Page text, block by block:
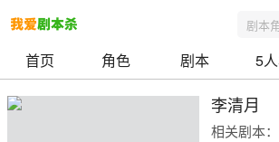
剧本
首页 角色 剧本 5
李清月
相关剧本：